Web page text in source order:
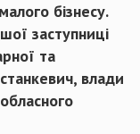
бізнесу.
заступниці
та
влади